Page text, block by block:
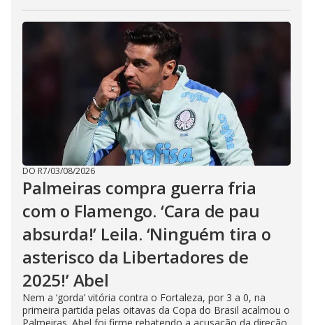
DO R7/03/08/2026
Palmeiras compra guerra fria
com o Flamengo. ‘Cara de pau
absurda!’ Leila. ‘Ninguém tira o
asterisco da Libertadores de
2025!’ Abel
Nem a ‘gorda’ vitória contra o Fortaleza, por 3 a 0, na
primeira partida pelas oitavas da Copa do Brasil acalmou o